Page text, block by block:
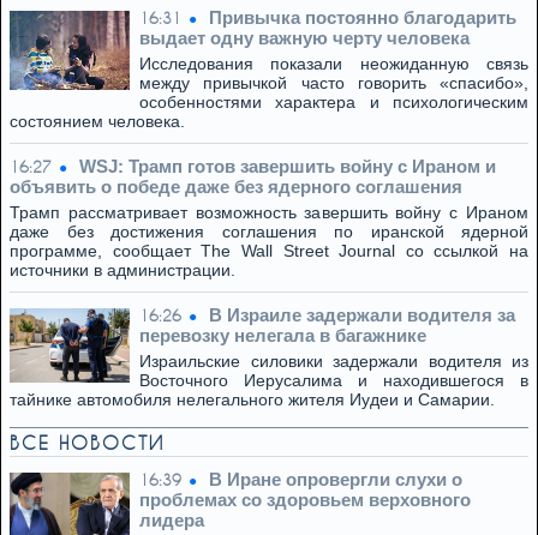
16:31
Привычка постоянно благодарить
выдает одну важную черту человека
Исследования показали неожиданную связь
между привычкой часто говорить «спасибо»,
особенностями характера и психологическим
состоянием человека.
16:27
WSJ: Трамп готов завершить войну с Ираном и
объявить о победе даже без ядерного соглашения
Трамп рассматривает возможность завершить войну с Ираном
даже без достижения соглашения по иранской ядерной
программе, сообщает The Wall Street Journal со ссылкой на
источники в администрации.
16:26
В Израиле задержали водителя за
перевозку нелегала в багажнике
Израильские силовики задержали водителя из
Восточного Иерусалима и находившегося в
тайнике автомобиля нелегального жителя Иудеи и Самарии.
ВСЕ НОВОСТИ
16:39
В Иране опровергли слухи о
проблемах со здоровьем верховного
лидера